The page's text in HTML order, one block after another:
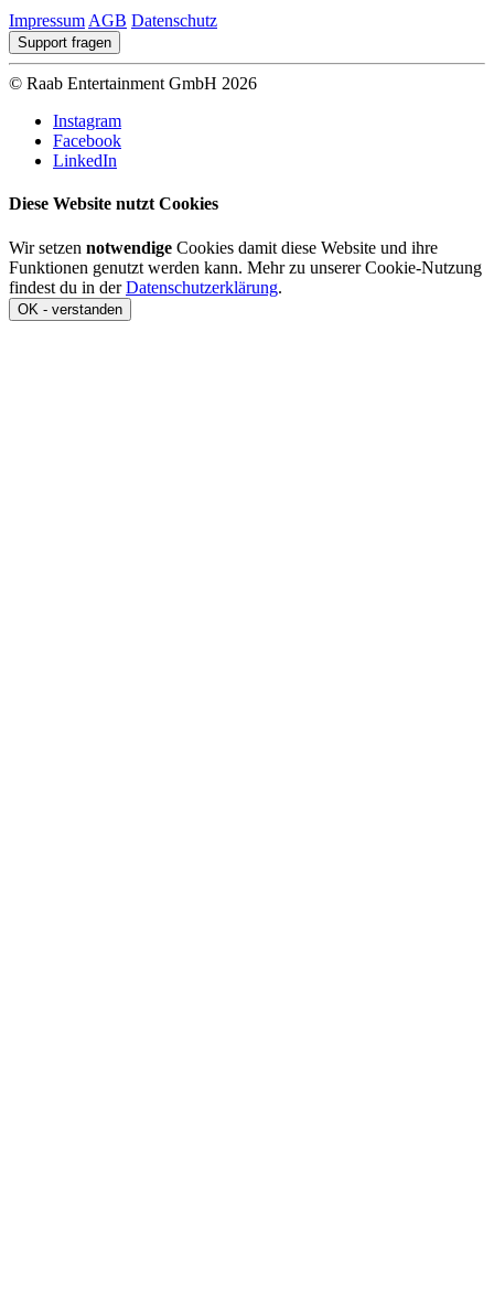
Impressum AGB Datenschutz
Support fragen
© Raab Entertainment GmbH 2026
Instagram
Facebook
LinkedIn
Diese Website nutzt Cookies
Wir setzen notwendige Cookies damit diese Website und ihre
Funktionen genutzt werden kann. Mehr zu unserer Cookie-Nutzung
findest du in derDatenschutzerklärung.
OK - verstanden